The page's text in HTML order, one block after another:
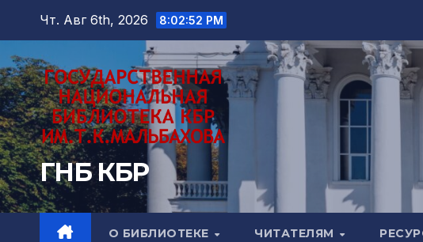
Перейти
содержимому
Чт. Авг 6th, 2026 8:02:53 PM
ГНБ КБР
О БИБЛИОТЕКЕ ЧИТАТЕЛЯМ